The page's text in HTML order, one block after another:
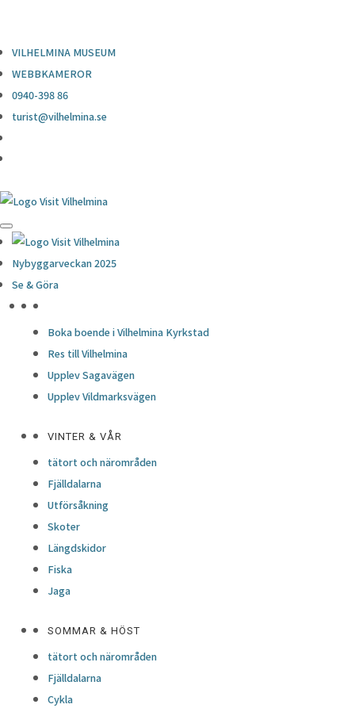
VILHELMINA MUSEUM
WEBBKAMEROR
0940-398 86
turist@vilhelmina.se
Nybyggarveckan 2025
Se & Göra
Boka boende i Vilhelmina Kyrkstad
Res till Vilhelmina
Upplev Sagavägen
Upplev Vildmarksvägen
VINTER & VÅR
tätort och närområden
Fjälldalarna
Utförsåkning
Skoter
Längdskidor
Fiska
Jaga
SOMMAR & HÖST
tätort och närområden
Fjälldalarna
Cykla